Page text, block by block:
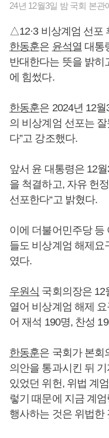
24년 12월3일 밤 국회 본
△12·3 비상계엄 선포
한동훈은 윤석열 대통
반대한다는 뜻을 밝히
에 힘썼다.
한동훈은 2024년 12
의 비상계엄 선포는
다”고 강조했다.
앞서 윤 대통령은 12
을 척결하고, 자유 헌
선포한다“고 밝혔다.
이에 더불어민주당 등
들도 비상계엄 해제요
였다.
우원식 국회의장은 12
열어 비상계엄 해제
어 재석 190명, 찬성
한동훈은 국회가 본회
의안을 통과시킨 뒤
있었던 위헌, 위법 계
렇기 때문에 지금 계
행사하는 것은 위법한